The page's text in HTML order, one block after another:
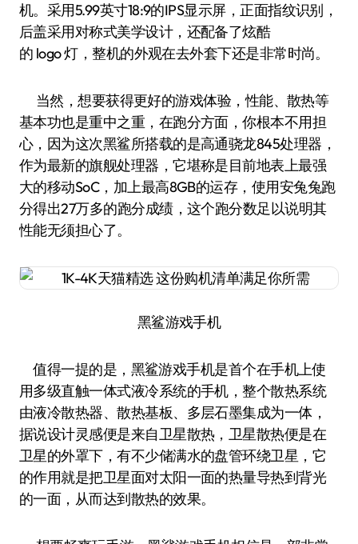
机。采用5.99英寸18:9的IPS显示屏，正面指纹识别，
后盖采用对称式美学设计，还配备了炫酷
的 logo 灯，整机的外观在去外套下还是非常时尚。
当然，想要获得更好的游戏体验，性能、散热等
基本功也是重中之重，在跑分方面，你根本不用担
心，因为这次黑鲨所搭载的是高通骁龙845处理器，
作为最新的旗舰处理器，它堪称是目前地表上最强
大的移动SoC，加上最高8GB的运存， 使用安兔兔跑
分得出27万多的跑分成绩，这个跑分数足以说明其
性能无须担心了。
黑鲨游戏手机
值得一提的是，黑鲨游戏手机是首个在手机上使
用多级直触一体式液冷系统的手机，整个散热系统
由液冷散热器、散热基板、多层石墨集成为一体，
据说设计灵感便是来自卫星散热，卫星散热便是在
卫星的外罩下，有不少储满水的盘管环绕卫星，它
的作用就是把卫星面对太阳一面的热量导热到背光
的一面，从而达到散热的效果。